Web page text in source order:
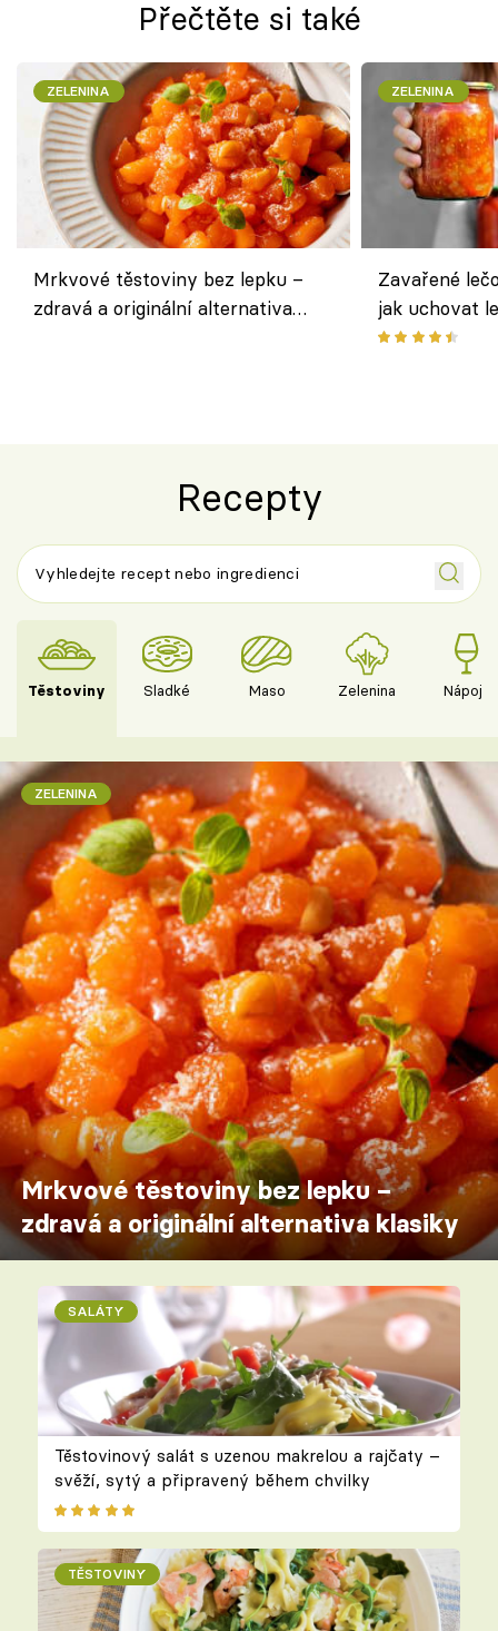
Přečtěte si také
ZELENINA
Mrkvové těstoviny bez lepku –
zdravá a originální alternativa
ZELENINA
Zavařené
jak uchovat
Recepty
Těstoviny Sladké Maso Zelenina Nápoje
ZELENINA
Mrkvové těstoviny bez lepku –
zdravá a originální alternativa klasiky
SALÁTY
Těstovinový salát s uzenou makrelou a rajčaty –
svěží, sytý a připravený během chvilky
TĚSTOVINY